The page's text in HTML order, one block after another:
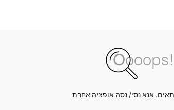
אנא נסי/ נסה אופציה אחרת